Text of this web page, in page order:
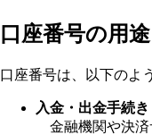
口座番号の用途
口座番号は、以下のよ
入金・出金手続き
金融機関や決済